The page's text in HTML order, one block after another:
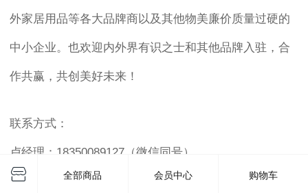
外家居用品等各大品牌商以及其他物美廉价质量过硬的
中小企业。也欢迎内外界有识之士和其他品牌入驻，合
作共赢，共创美好未来！
联系方式：
卢经理：18350089127（微信同号）
公司地址：福州市南通镇南灵路106号中铁城江湾悦城15
全部商品 会员中心 购物车